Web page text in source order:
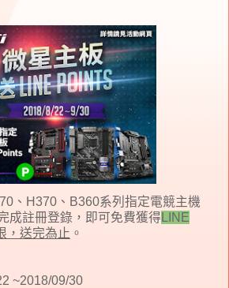
、H370、B360系列指定電競主機
成註冊登錄，即可免費獲得 LINE
，送完為止 。
~2018/09/30